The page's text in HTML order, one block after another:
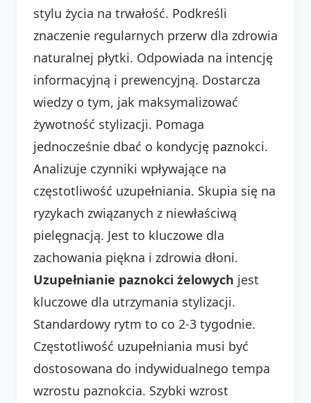
stylu życia na trwałość. Podkreśli
znaczenie regularnych przerw dla zdrowia
naturalnej płytki. Odpowiada na intencję
informacyjną i prewencyjną. Dostarcza
wiedzy o tym, jak maksymalizować
żywotność stylizacji. Pomaga
jednocześnie dbać o kondycję paznokci.
Analizuje czynniki wpływające na
częstotliwość uzupełniania. Skupia się na
ryzykach związanych z niewłaściwą
pielęgnacją. Jest to kluczowe dla
zachowania piękna i zdrowia dłoni.
Uzupełnianie paznokci żelowych jest
kluczowe dla utrzymania stylizacji.
Standardowy rytm to co 2-3 tygodnie.
Częstotliwość uzupełniania musi być
dostosowana do indywidualnego tempa
wzrostu paznokcia. Szybki wzrost